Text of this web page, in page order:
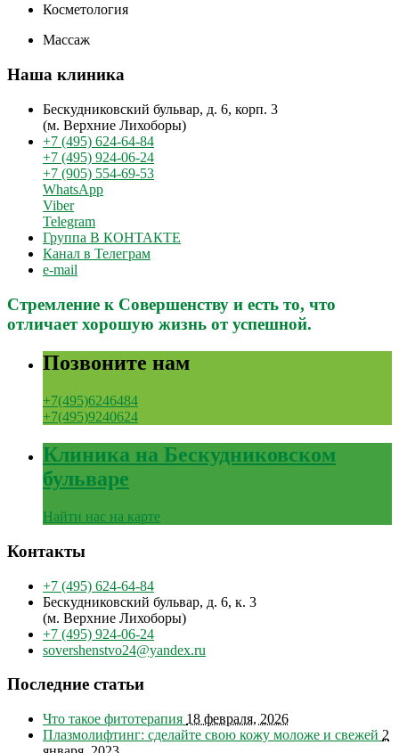
Косметология
Массаж
Наша клиника
Бескудниковский бульвар, д. 6, корп. 3
(м. Верхние Лихоборы)
+7 (495) 624-64-84
+7 (495) 924-06-24
+7 (905) 554-69-53
WhatsApp
Viber
Telegram
Группа В КОНТАКТЕ
Канал в Телеграм
e-mail
Стремление к Совершенству и есть то, что
отличает хорошую жизнь от успешной.
Позвоните нам
+7(495)6246484
+7(495)9240624
Клиника на Бескудниковском
бульваре
Найти нас на карте
Контакты
+7 (495) 624-64-84
Бескудниковский бульвар, д. 6, к. 3
(м. Верхние Лихоборы)
+7 (495) 924-06-24
sovershenstvo24@yandex.ru
Последние статьи
Что такое фитотерапия 18 февраля, 2026
Плазмолифтинг: сделайте свою кожу моложе и свежей 2